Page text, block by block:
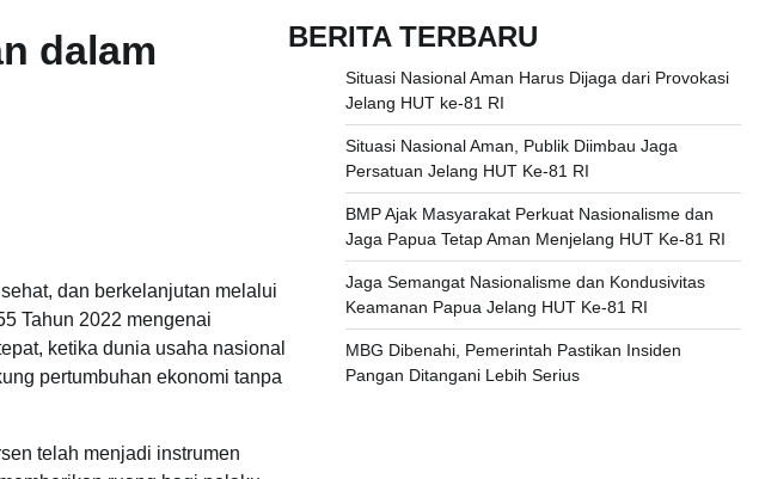
dalam
dan berkelanjutan melalui
Tahun 2022 mengenai
ketika dunia usaha nasional
pertumbuhan ekonomi tanpa
telah menjadi instrumen
BERITA TERBARU
Situasi Nasional Aman Harus Dijaga dari Provokasi
Jelang HUT ke-81 RI
Situasi Nasional Aman, Publik Diimbau Jaga
Persatuan Jelang HUT Ke-81 RI
BMP Ajak Masyarakat Perkuat Nasionalisme dan
Jaga Papua Tetap Aman Menjelang HUT Ke-81 RI
Jaga Semangat Nasionalisme dan Kondusivitas
Keamanan Papua Jelang HUT Ke-81 RI
MBG Dibenahi, Pemerintah Pastikan Insiden
Pangan Ditangani Lebih Serius